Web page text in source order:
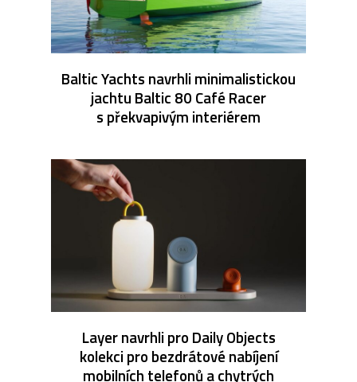
Baltic Yachts navrhli minimalistickou
jachtu Baltic 80 Café Racer
s překvapivým interiérem
Layer navrhli pro Daily Objects
kolekci pro bezdrátové nabíjení
mobilních telefonů a chytrých